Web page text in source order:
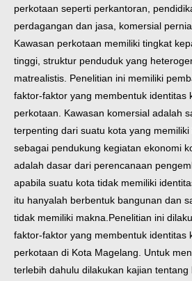
perkotaan seperti perkantoran,
perdagangan dan jasa, komersial
Kawasan perkotaan memiliki tingkat
tinggi, struktur penduduk yang
matrealistis. Penelitian ini memiliki
faktor-faktor yang membentuk identitas
perkotaan. Kawasan komersial adalah
terpenting dari suatu kota yang
sebagai pendukung kegiatan ekonomi
adalah dasar dari perencanaan
apabila suatu kota tidak memiliki
itu hanyalah berbentuk bangunan dan
tidak memiliki makna. Penelitian ini
faktor-faktor yang membentuk identitas
perkotaan di Kota Magelang. Untuk
terlebih dahulu dilakukan kajian tentang